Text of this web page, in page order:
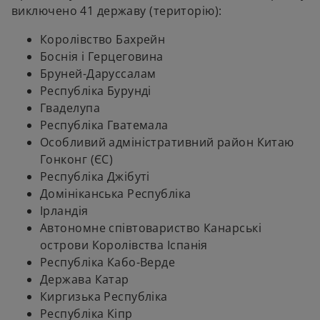
виключено 41 державу (територію):
Королівство Бахрейн
Боснія і Герцеговина
Бруней-Даруссалам
Республіка Бурунді
Гваделупа
Республіка Гватемала
Особливий адміністративний район Китаю
Гонконг (ЄС)
Республіка Джібуті
Домініканська Республіка
Ірландія
Автономне співтовариство Канарські
острови Королівства Іспанія
Республіка Кабо-Верде
Держава Катар
Киргизька Республіка
Республіка Кіпр